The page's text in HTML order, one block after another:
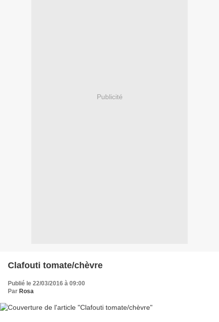
Publicité
Clafouti tomate/chèvre
Publié le 22/03/2016 à 09:00
Par Rosa